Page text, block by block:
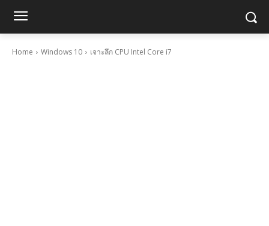
Home Windows 10 เจาะลึก CPU Intel Core i7